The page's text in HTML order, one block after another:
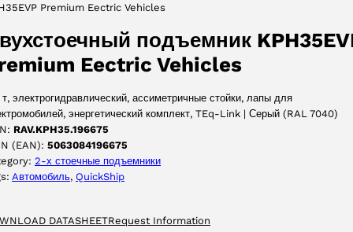
Premium Eectric Vehicles
подъемник
Eectric Vehicles
электрогидравлический, ассиметричные стойки, лапы для
энергетический комплект, TEq-Link | Серый (RAL 7040)
RAV.KPH35.196675
(EAN): 5063084196675
2-х стоечные подъемники
Aвтомобиль, QuickShip
DATASHEETRequest Information
ПРИНЯТЬ